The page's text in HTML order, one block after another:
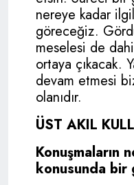
nereye kadar
göreceğiz.
meselesi de
ortaya çıkacak.
devam etmesi
olanıdır.
ÜST AKIL
Konuşmaların
konusunda bir